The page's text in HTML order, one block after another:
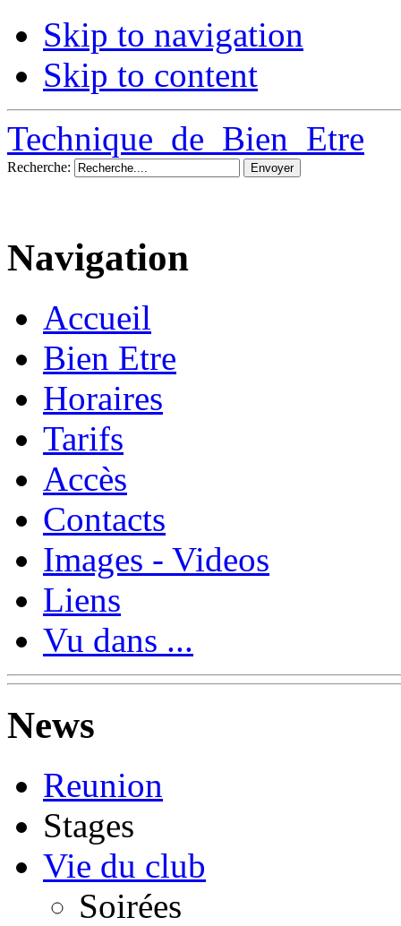
Skip to navigation
Skip to content
Technique_de_Bien_Etre
Recherche:
Navigation
Accueil
Bien Etre
Horaires
Tarifs
Accès
Contacts
Images - Videos
Liens
Vu dans ...
News
Reunion
Stages
Vie du club
Soirées